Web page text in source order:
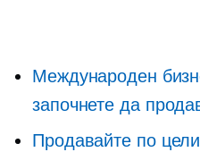
Международен
започнете да
Продавайте по